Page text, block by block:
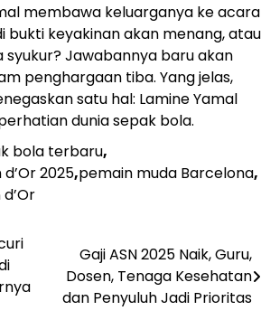
membawa keluarganya ke acara
bukti keyakinan akan menang, atau
Jawabannya baru akan
penghargaan tiba. Yang jelas,
satu hal: Lamine Yamal
dunia sepak bola.
bola terbaru,
2025,pemain muda Barcelona,
Gaji ASN 2025 Naik, Guru,
Dosen, Tenaga Kesehatan
dan Penyuluh Jadi Prioritas